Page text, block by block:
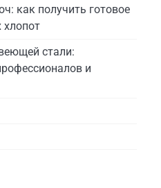
как получить готовое
хлопот
стали:
и